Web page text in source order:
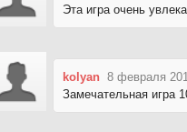
Эта игра очень
kolyan 8 февраля
Замечательная игра